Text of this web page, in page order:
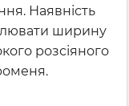
Наявність
ширину
розсіяного